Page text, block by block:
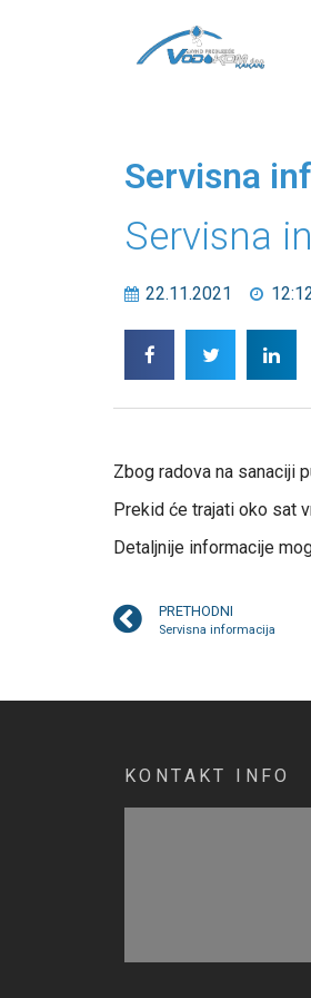
Servisna
Servisna
22.11.2021
Zbog radova na sanaciji
Prekid će trajati oko sat
Detaljnije informacije
PRETHODNI
Servisna informacija
KONTAKT INFO